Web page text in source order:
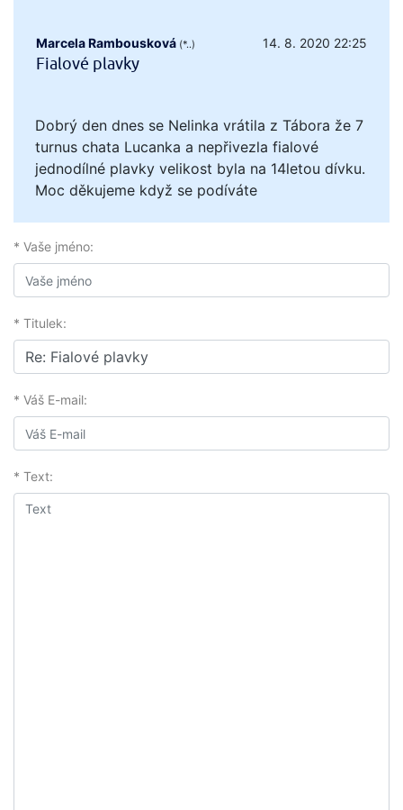
Marcela Rambousková (*..) 14. 8. 2020 22:25
Fialové plavky
Dobrý den dnes se Nelinka vrátila z Tábora že 7
turnus chata Lucanka a nepřivezla fialové
jednodílné plavky velikost byla na 14letou dívku.
Moc děkujeme když se podíváte
* Vaše jméno:
* Titulek:
* Váš E-mail:
* Text: